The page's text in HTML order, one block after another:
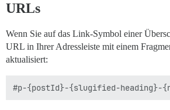
URLs
Wenn Sie auf das Link-Symbol einer
URL in Ihrer Adressleiste mit einem
aktualisiert: